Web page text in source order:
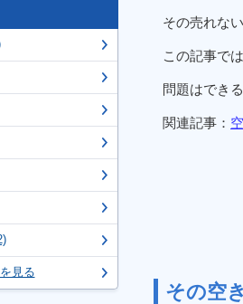
その売れな
この記事で
問題はでき
関連記事：
その空
見る